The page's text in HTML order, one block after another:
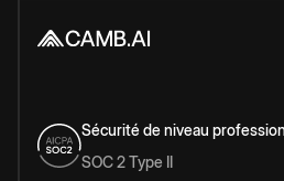
Sécurité de niveau
SOC 2 Type II